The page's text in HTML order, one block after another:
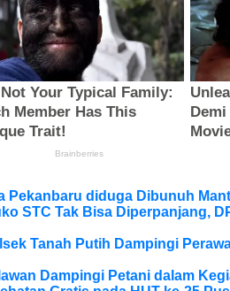
Pekanbaru diduga Dibunuh
STC Tak Bisa Diperpanjang,
Tanah Putih Dampingi
Dampingi Petani dalam